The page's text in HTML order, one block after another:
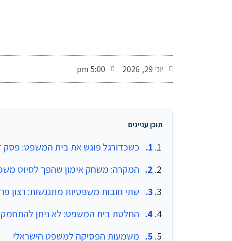
יוני 29, 2026 5:00 pm
תוכן עניינים
כשכדורגל פוגש את בית המשפט: פסק
המקרה: משחק אימון שהפך לסיוט
שתי חובות משפטיות מתנגשות: רצון
החלטת בית המשפט: לא ניתן
משמעות הפסיקה למשפט הישראלי